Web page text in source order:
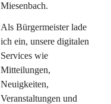
Miesenbach.
Als Bürgermeister lade
ich ein, unsere digitalen
Services wie
Mitteilungen,
Neuigkeiten,
Veranstaltungen und